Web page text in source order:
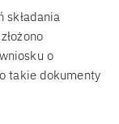
składania
o
takie dokumenty